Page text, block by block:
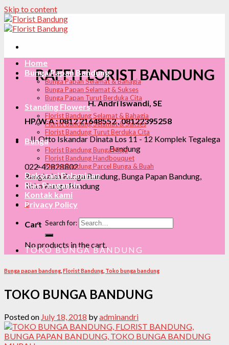
Skip to content
RAFFI FLORIST BANDUNG
H. Andri Iswandi, SE
HP/W.A : 0812 21648552 , 08122395258
Jl. Otto Iskandar Dinata Los 11 - 12 Komplek Tegalega
Bandung
022-42828802
Rangkaian Bunga Bandung, Bunga Papan Bandung,
Toko Bunga Bandung
0
Cart
No products in the cart.
Home
Bunga Papan Bandung
Bunga Papan Selamat & Bahagia
Bunga Papan Selamat & Sukses
Bunga Papan Turut Berduka Cita
Standing Flowers
Florist Bandung Selamat & Bahagia
Florist Bandung Selamat & Sukses
Florist Bandung Turut Berduka Cita
Bunga
Florist Bandung Bunga Meja
Florist Bandung Handbouquet
Florist Bandung Parcel Bunga & Buah
Dekorasi Pelaminan
Rias Pengantin
Kontak kami
Privacy Policy
Search for:
TOKO BUNGA BANDUNG
Bunga papan bandung Florist Bandung Toko bunga bandung
TOKO BUNGA BANDUNG
Posted on July 18, 2018 byadminandri